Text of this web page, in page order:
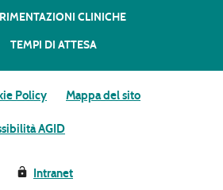
CLINICHE
TEMPI DI ATTESA
Policy Mappa del sito
AGID
Intranet